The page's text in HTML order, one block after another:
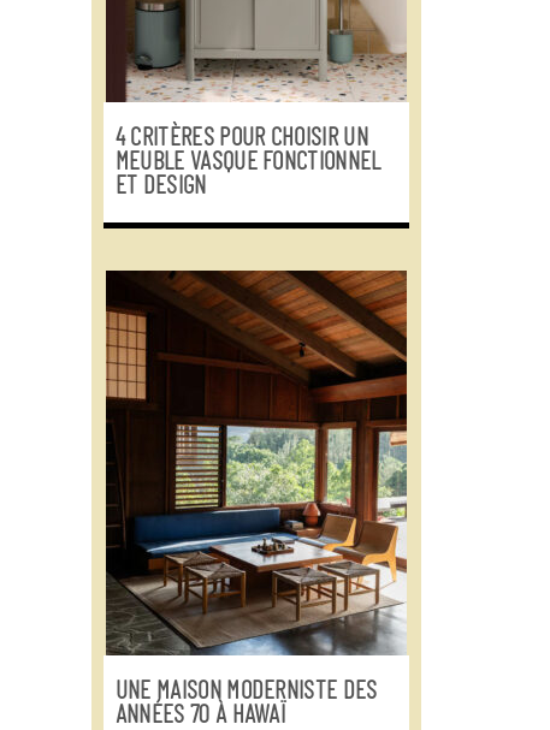
4 CRITÈRES POUR CHOISIR UN
MEUBLE VASQUE FONCTIONNEL
ET DESIGN
UNE MAISON MODERNISTE DES
ANNÉES 70 À HAWAÏ